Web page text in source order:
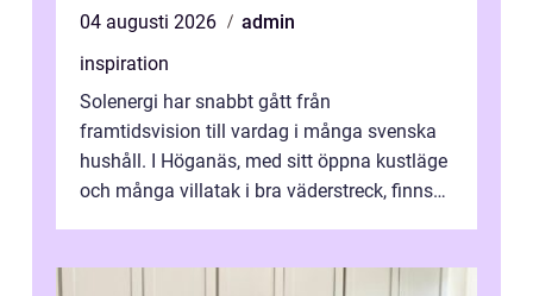
04 augusti 2026
admin
inspiration
Solenergi har snabbt gått från
framtidsvision till vardag i många svenska
hushåll. I Höganäs, med sitt öppna kustläge
och många villatak i bra väderstreck, finns